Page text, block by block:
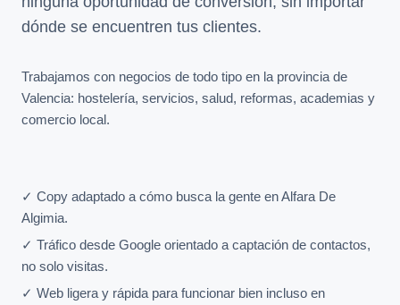
dónde se encuentren tus clientes.
Trabajamos con negocios de todo tipo en la provincia de
Valencia: hostelería, servicios, salud, reformas, academias y
comercio local.
✓ Copy adaptado a cómo busca la gente en Alfara De
Algimia.
✓ Tráfico desde Google orientado a captación de contactos,
no solo visitas.
✓ Web ligera y rápida para funcionar bien incluso en